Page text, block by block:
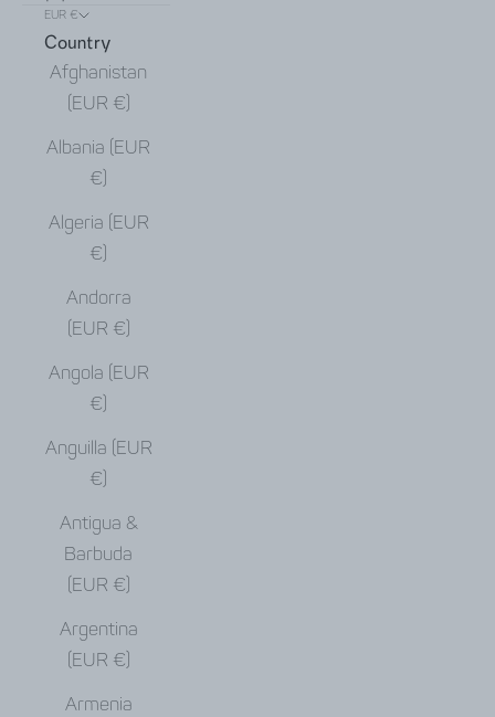
EUR €
Country
Afghanistan
(EUR €)
Albania (EUR
€)
Algeria (EUR
€)
Andorra
(EUR €)
Angola (EUR
€)
Anguilla (EUR
€)
Antigua &
Barbuda
(EUR €)
Argentina
(EUR €)
Armenia